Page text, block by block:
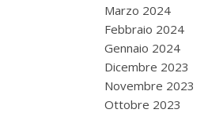
Marzo 2024
Febbraio 2024
Gennaio 2024
Dicembre 2023
Novembre 2023
Ottobre 2023